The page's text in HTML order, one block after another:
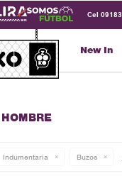
New In
Cel
Indumentaria Buzos